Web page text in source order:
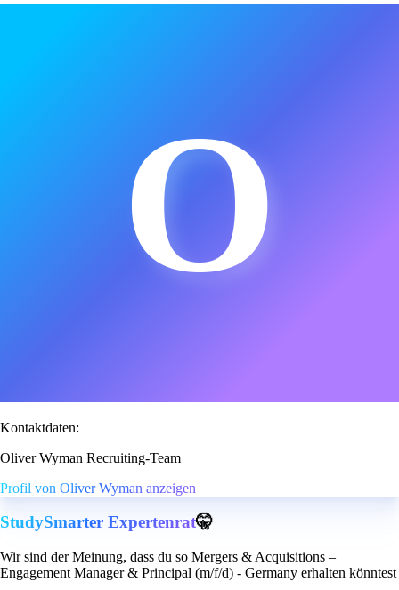
O
Kontaktdaten:
Oliver Wyman Recruiting-Team
Profil von Oliver Wyman anzeigen
StudySmarter Expertenrat🤫
Wir sind der Meinung, dass du so Mergers & Acquisitions –
Engagement Manager & Principal (m/f/d) - Germany erhalten könntest